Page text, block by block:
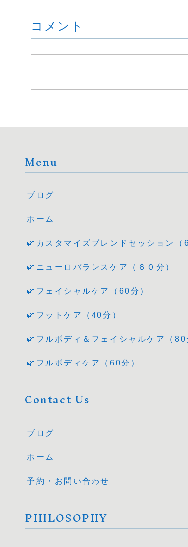
コメント
Menu
ブログ
ホーム
🌿カスタマイズブレンドセッション（
🌿ニューロバランスケア（６０分）
🌿フェイシャルケア（60分）
🌿フットケア（40分）
🌿フルボディ＆フェイシャルケア（80
🌿フルボディケア（60分）
Contact Us
ブログ
ホーム
予約・お問い合わせ
PHILOSOPHY